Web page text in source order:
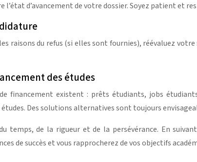
d’avancement de votre dossier. Soyez patient et
raisons du refus (si elles sont fournies), réévaluez
des études
financement existent : prêts étudiants, jobs
Des solutions alternatives sont toujours
temps, de la rigueur et de la persévérance. En
de succès et vous rapprocherez de vos objectifs